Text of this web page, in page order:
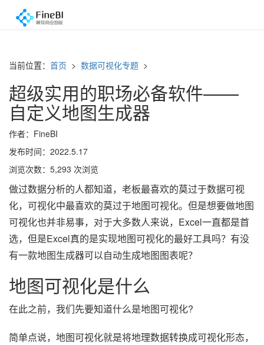
当前位置： 首页 > 数据可视化专题 >
超级实用的职场必备软件——
自定义地图生成器
作者：FineBI
发布时间：2022.5.17
浏览次数：5,293 次浏览
做过数据分析的人都知道，老板最喜欢的莫过于数据可视
化，可视化中最喜欢的莫过于地图可视化。但是想要做地图
可视化也并非易事，对于大多数人来说，Excel一直都是首
选，但是Excel真的是实现地图可视化的最好工具吗？有没
有一款地图生成器可以自动生成地图图表呢？
地图可视化是什么
在此之前，我们先要知道什么是地图可视化?
简单点说，地图可视化就是将地理数据转换成可视化形态，